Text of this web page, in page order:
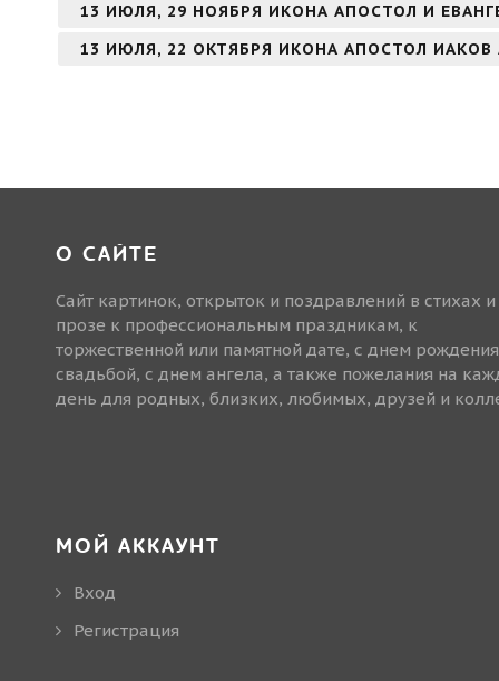
13 ИЮЛЯ, 29 НОЯБРЯ ИКОНА АПОСТОЛ И
13 ИЮЛЯ, 22 ОКТЯБРЯ ИКОНА АПОСТОЛ ИАКОВ
О САЙТЕ
Сайт картинок, открыток и поздравлений в стихах и
прозе к профессиональным праздникам, к
торжественной или памятной дате, с днем
свадьбой, с днем ангела, а также пожелания на
день для родных, близких, любимых, друзей и
МОЙ АККАУНТ
Вход
Регистрация